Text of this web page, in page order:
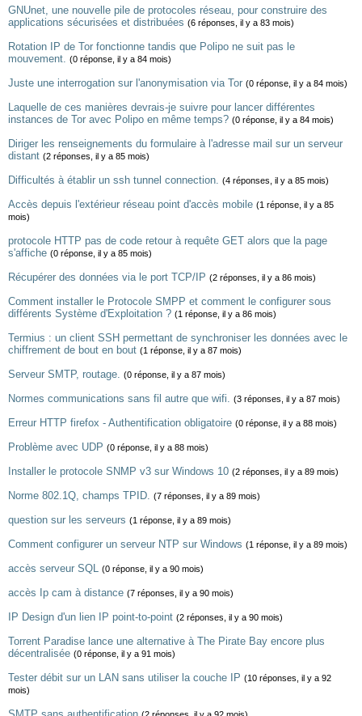
GNUnet, une nouvelle pile de protocoles réseau, pour construire des
applications sécurisées et distribuées (6 réponses, il y a 83 mois)
Rotation IP de Tor fonctionne tandis que Polipo ne suit pas le
mouvement. (0 réponse, il y a 84 mois)
Juste une interrogation sur l'anonymisation via Tor (0 réponse, il y a 84 mois)
Laquelle de ces manières devrais-je suivre pour lancer différentes
instances de Tor avec Polipo en même temps? (0 réponse, il y a 84 mois)
Diriger les renseignements du formulaire à l'adresse mail sur un serveur
distant (2 réponses, il y a 85 mois)
Difficultés à établir un ssh tunnel connection. (4 réponses, il y a 85 mois)
Accès depuis l'extérieur réseau point d'accès mobile (1 réponse, il y a 85
mois)
protocole HTTP pas de code retour à requête GET alors que la page
s'affiche (0 réponse, il y a 85 mois)
Récupérer des données via le port TCP/IP (2 réponses, il y a 86 mois)
Comment installer le Protocole SMPP et comment le configurer sous
différents Système d'Exploitation ? (1 réponse, il y a 86 mois)
Termius : un client SSH permettant de synchroniser les données avec le
chiffrement de bout en bout (1 réponse, il y a 87 mois)
Serveur SMTP, routage. (0 réponse, il y a 87 mois)
Normes communications sans fil autre que wifi. (3 réponses, il y a 87 mois)
Erreur HTTP firefox - Authentification obligatoire (0 réponse, il y a 88 mois)
Problème avec UDP (0 réponse, il y a 88 mois)
Installer le protocole SNMP v3 sur Windows 10 (2 réponses, il y a 89 mois)
Norme 802.1Q, champs TPID. (7 réponses, il y a 89 mois)
question sur les serveurs (1 réponse, il y a 89 mois)
Comment configurer un serveur NTP sur Windows (1 réponse, il y a 89 mois)
accès serveur SQL (0 réponse, il y a 90 mois)
accès Ip cam à distance (7 réponses, il y a 90 mois)
IP Design d'un lien IP point-to-point (2 réponses, il y a 90 mois)
Torrent Paradise lance une alternative à The Pirate Bay encore plus
décentralisée (0 réponse, il y a 91 mois)
Tester débit sur un LAN sans utiliser la couche IP (10 réponses, il y a 92
mois)